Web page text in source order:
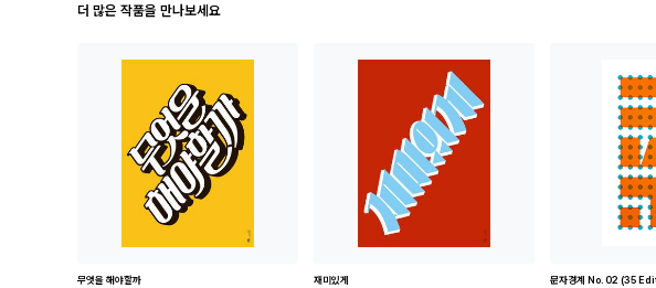
더 많은 작품을 만나보세요
무엇을 해야할까
재미있게
문자경계 No. 02 (35